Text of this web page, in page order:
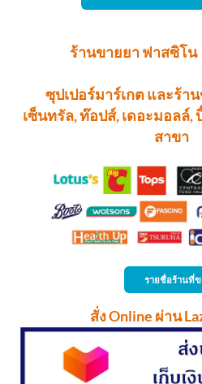
ร้านขายยา ฟาสซิโน
ซุปเปอร์มาร์เกต และร้า
เซ็นทรัล, ท๊อปส์, เดอะมอลล์,
สาขา
รายชื่อร้านที่ข
สั่ง Online ผ่าน